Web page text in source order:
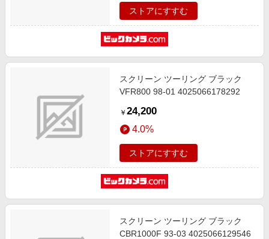
ストアにすすむ
スクリーン ツーリング ブラック
VFR800 98-01 4025066178292
￥ 24,200
4.0%
ストアにすすむ
スクリーン ツーリング ブラック
CBR1000F 93-03 4025066129546